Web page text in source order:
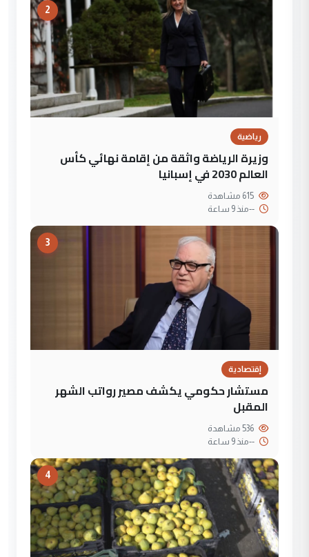
2
رياضية
وزيرة الرياضة واثقة من إقامة نهائي كأس
العالم 2030 في إسبانيا
--منذ 9 ساعة
3
إقتصادية
مستشار حكومي يكشف مصير رواتب الشهر
المقبل
--منذ 9 ساعة
4